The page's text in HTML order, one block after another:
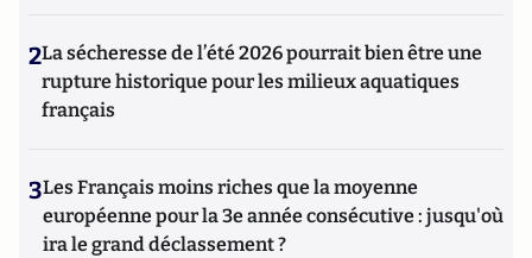
2La sécheresse de l’été 2026 pourrait bien être une
rupture historique pour les milieux aquatiques
français
3Les Français moins riches que la moyenne
européenne pour la 3e année consécutive : jusqu'où
ira le grand déclassement ?